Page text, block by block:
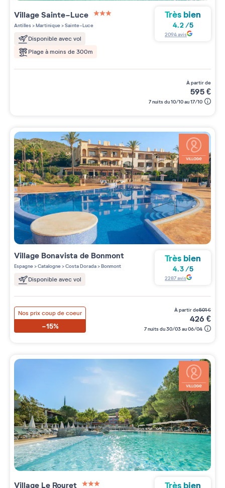
VillageSainte-Luce
3 étoiles sur 5
Antilles>Martinique>Sainte-Luce
Disponible avec vol
Plage à moins de 300m
Très bien
4.2/5
2094avis
à partir de
595€
7 nuits du 10/10 au 17/10
Village Bonavista de Bonmont
Espagne>Catalogne>Costa Dorada>Bonmont
Disponible avec vol
Très bien
4.3/5
2287avis
Nos prix coup de coeur
-15%
à partir de501€
426 €
7 nuits du 30/03 au 06/04
Village Le Rouret Très bien